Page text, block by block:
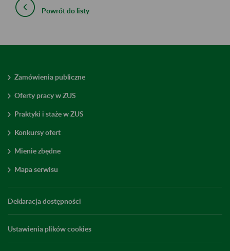
Powrót do listy
Zamówienia publiczne
Oferty pracy w ZUS
Praktyki i staże w ZUS
Konkursy ofert
Mienie zbędne
Mapa serwisu
Deklaracja dostępności
Ustawienia plików cookies